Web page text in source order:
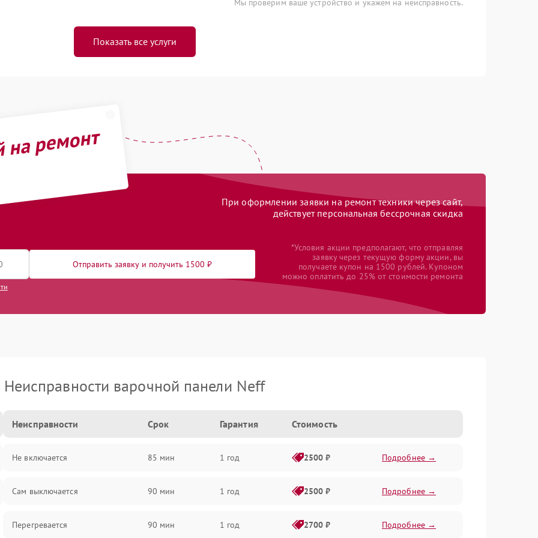
Мы проверим ваше устройство и укажем на неисправность.
Показать все услуги
ремонт
При оформлении заявки на ремонт техники через сайт,
действует персональная бессрочная скидка
Отправить заявку и получить 1500 ₽
*Условия акции предполагают, что отправляя
заявку через текущую форму акции, вы
получаете купон на 1500 рублей. Купоном
можно оплатить до 25% от стоимости ремонта
Неисправности варочной панели Neff
Неисправности Срок Гарантия Стоимость
Не включается 85 мин 1 год 2500 ₽ Подробнее →
Сам выключается 90 мин 1 год 2500 ₽ Подробнее →
Перегревается 90 мин 1 год 2700 ₽ Подробнее →